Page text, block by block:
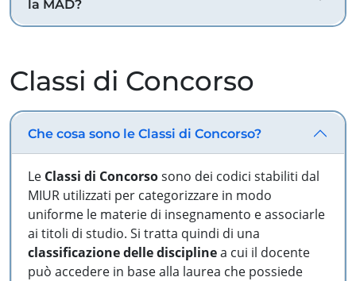
la MAD?
Classi di Concorso
Che cosa sono le Classi di Concorso?
Le Classi di Concorsosono dei codici stabiliti dal
MIUR utilizzati per categorizzare in modo
uniforme le materie di insegnamento e associarle
ai titoli di studio. Si tratta quindi di una
classificazione delle disciplinea cui il docente
può accedere in base alla laurea che possiede